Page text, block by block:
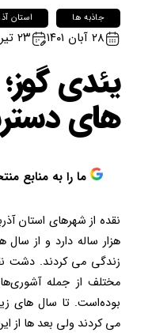
جاذبه ها استان
۲۸ آبان ۱۴۰۱ ۲۳ تیر ۱۴۰۳
یئدی
های
ما را به منابع
نقده از شهرهای استان
هزار ساله دارد و از
زندگی می کردند. دشت
مختلف از جمله آشوری‌ها،
بوده‌است. تا سال های
می کردند ولی بعد ها از